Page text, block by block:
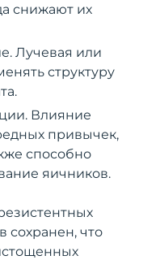
снижают их
Лучевая или
структуру
Влияние
привычек,
способно
яичников.
сохранен, что